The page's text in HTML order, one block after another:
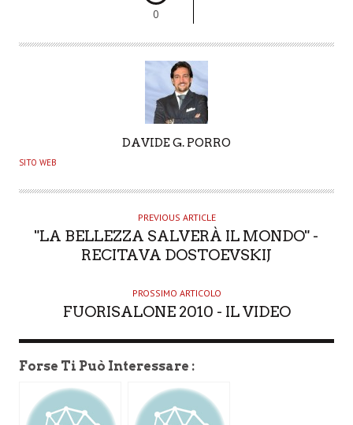
0
U
H
DAVIDE G. PORRO
SITO WEB
PREVIOUS ARTICLE
"LA BELLEZZA SALVERÀ IL MONDO" -
RECITAVA DOSTOEVSKIJ
PROSSIMO ARTICOLO
FUORISALONE 2010 - IL VIDEO
Forse Ti Può Interessare :